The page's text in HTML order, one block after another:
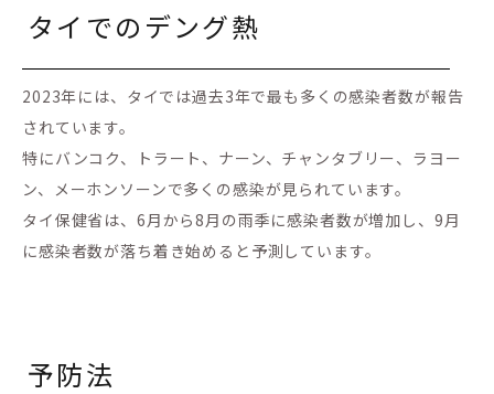
タイでのデング熱
2023年には、タイでは過去3年で最も多くの感染者数が報告
されています。
特にバンコク、トラート、ナーン、チャンタブリー、ラヨー
ン、メーホンソーンで多くの感染が見られています。
タイ保健省は、6月から8月の雨季に感染者数が増加し、9月
に感染者数が落ち着き始めると予測しています。
予防法